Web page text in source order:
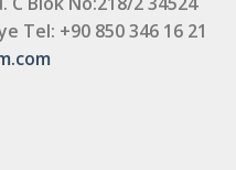
Tel: +90 850 346 16 21